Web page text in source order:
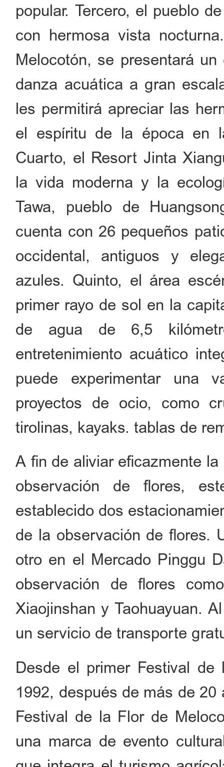
popular. Tercero, el pueblo
con hermosa vista
Melocotón, se presentará
danza acuática a gran
les permitirá apreciar las
el espíritu de la época en
Cuarto, el Resort Jinta
la vida moderna y la
Tawa, pueblo de
cuenta con 26 pequeños
occidental, antiguos y
azules. Quinto, el área
primer rayo de sol en la
de agua de 6,5
entretenimiento acuático
puede experimentar una
proyectos de ocio, como
tirolinas, kayaks. tablas de
A fin de aliviar eficazmente
observación de flores,
establecido dos
de la observación de flores.
otro en el Mercado Pinggu
observación de flores
Xiaojinshan y Taohuayuan.
un servicio de transporte
Desde el primer Festival
1992, después de más de
Festival de la Flor de
una marca de evento